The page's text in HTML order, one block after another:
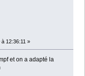
12:36:11 »
et on a adapté la